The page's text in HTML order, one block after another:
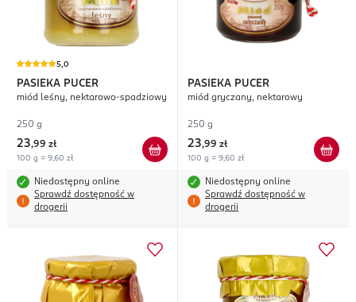
5,0
PASIEKA PUCER
miód leśny, nektarowo-spadziowy
250 g
23,99 zł
100 g = 9,60 zł
Niedostępny online
Sprawdź dostępność w
drogerii
PASIEKA PUCER
miód gryczany, nektarowy
250 g
23,99 zł
100 g = 9,60 zł
Niedostępny online
Sprawdź dostępność w
drogerii